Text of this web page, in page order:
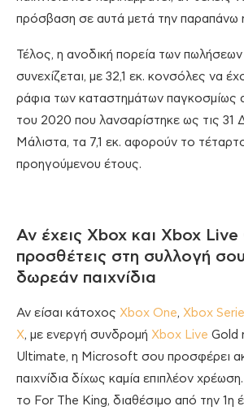
πρόσβαση σε αυτά μετά την παραπάνω
Τέλος, η ανοδική πορεία των
συνεχίζεται, με 32,1 εκ. κονσόλες να
ράφια των καταστημάτων παγκοσμίως
του 2020 που λανσαρίστηκε ως τις 31
Μάλιστα, τα 7,1 εκ. αφορούν το
προηγούμενου έτους.
Αν έχεις Xbox και Xbox Live
προσθέτεις στη συλλογή
δωρεάν παιχνίδια
Αν είσαι κάτοχος Xbox One, Xbox
X, με ενεργή συνδρομή Xbox Live Gold
Ultimate, η Microsoft σου προσφέρει
παιχνίδια δίχως καμία επιπλέον
το For The King, διαθέσιμο από την 1η